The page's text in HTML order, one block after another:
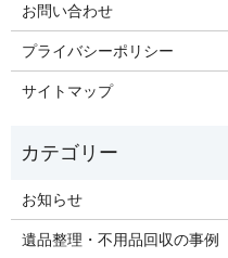
お問い合わせ
プライバシーポリシー
サイトマップ
お知らせ
遺品整理・不用品回収の事例